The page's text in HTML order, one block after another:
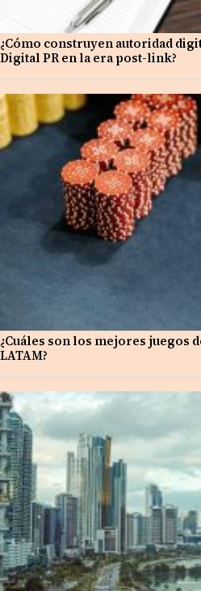
¿Cómo construyen autoridad
Digital PR en la era post-link?
¿Cuáles son los mejores juegos
LATAM?